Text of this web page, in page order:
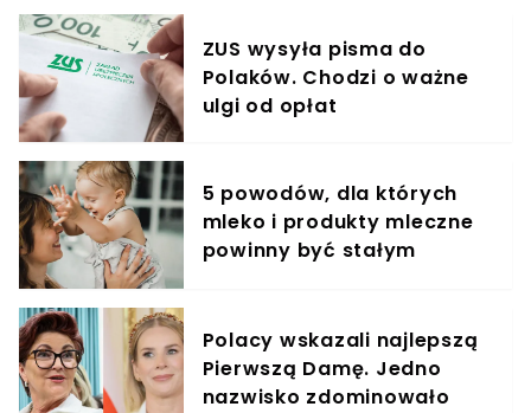
ZUS wysyła pisma do
Polaków. Chodzi o ważne
ulgi od opłat
5 powodów, dla których
mleko i produkty mleczne
powinny być stałym
Polacy wskazali najlepszą
Pierwszą Damę. Jedno
nazwisko zdominowało